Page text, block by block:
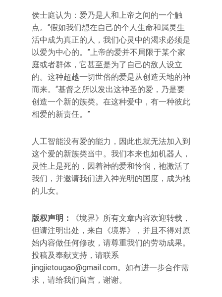
侯士庭认为：爱乃是人和上帝之间的一个触
点。“假如我们想在自己的个人生命和属灵生
活中成为真正的人，我们心灵中的渴求必须是
以爱为中心的。”上帝的爱并不局限于某个家
庭或者群体，它甚至是为了自己的敌人设立
的。这种超越一切世俗的爱是从创造天地的神
而来。“基督之所以发出这神圣的爱，乃是要
创造一个新的族类。在这种爱中，有一种彼此
相爱的新责任。”
人工智能没有爱的能力，因此也就无法加入到
这个爱的新族类当中。我们本来也如机器人，
灵性上是死的，因着神的爱和怜悯，祂激活了
我们，并邀请我们进入神光明的国度，成为祂
的儿女。
版权声明：
《境界》所有文章内容欢迎转载，
但请注明出处，来自《境界》，并且不得对原
始内容做任何修改，请尊重我们的劳动成果。
投稿及奉献支持，请联系
jingjietougao@gmail.com。如有进一步合作需
求，请给我们留言，谢谢。